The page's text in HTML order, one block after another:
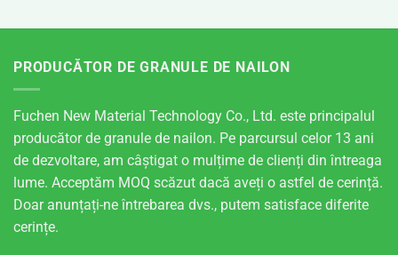
PRODUCĂTOR DE GRANULE DE NAILON
Fuchen New Material Technology Co., Ltd. este principalul
producător de granule de nailon. Pe parcursul celor 13 ani
de dezvoltare, am câștigat o mulțime de clienți din întreaga
lume. Acceptăm MOQ scăzut dacă aveți o astfel de cerință.
Doar anunțați-ne întrebarea dvs., putem satisface diferite
cerințe.